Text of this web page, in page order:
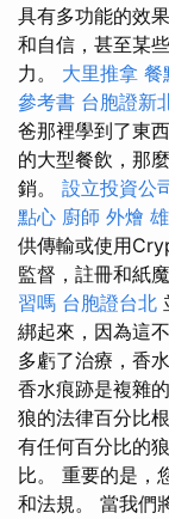
具有多功能的效果
和自信，甚至某
力。 大里推拿 餐
參考書 台胞證新
爸那裡學到了東
的大型餐飲，那
銷。 設立投資公
點心 廚師 外燴
供傳輸或使用
監督，註冊和紙
習嗎 台胞證台北
綁起來，因為這
多虧了治療，香
香水痕跡是複雜
狼的法律百分比
有任何百分比的
比。 重要的是，
和法規。 當我們